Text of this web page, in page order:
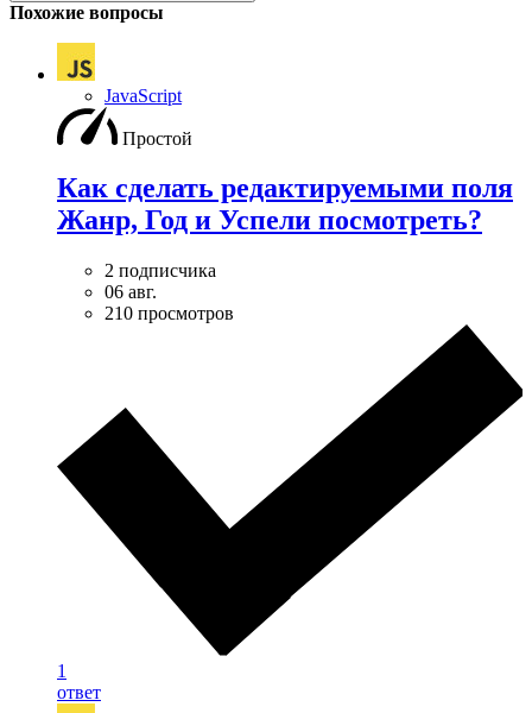
Похожие вопросы
JavaScript
Простой
Как сделать редактируемыми поля
Жанр, Год и Успели посмотреть?
2 подписчика
06 авг.
210 просмотров
1
ответ